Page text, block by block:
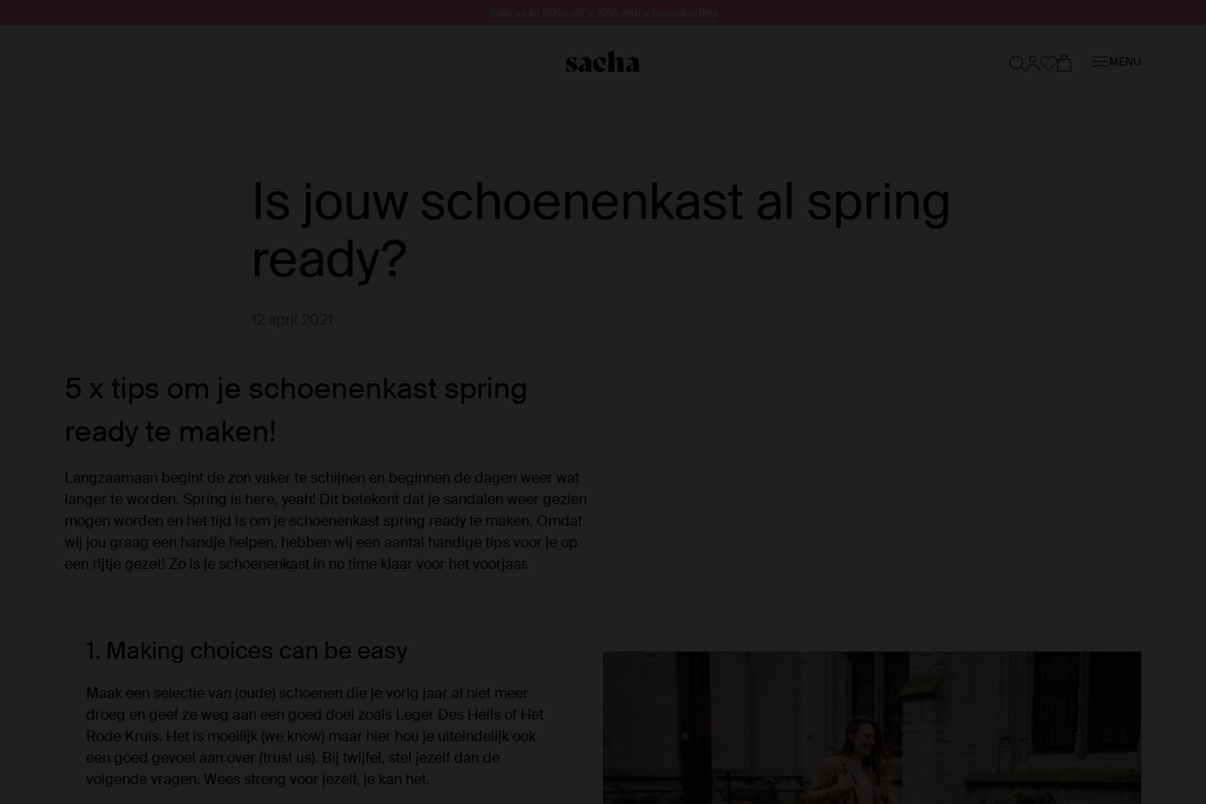
MENU
Is jouw schoenenkast al spring
ready?
5 x tips om je schoenenkast spring
ready te maken!
Langzaamaan begint de zon vaker te schijnen en beginnen de dagen weer wat
langer te worden. Spring is here, yeah! Dit betekent dat je sandalen weer gezien
mogen worden en het tijd is om je schoenenkast spring ready te maken. Omdat
wij jou graag een handje helpen, hebben wij een aantal handige tips voor je op
een rijtje gezet! Zo is je schoenenkast in no time klaar voor het voorjaar.
1. Making choices can be easy
Maak een selectie van (oude) schoenen die je vorig jaar al niet meer
droeg en geef ze weg aan een goed doel zoals Leger Des Heils of Het
Rode Kruis. Het is moeilijk (we know) maar hier hou je uiteindelijk ook
een goed gevoel aan over (trust us). Bij twijfel, stel jezelf dan de
volgende vragen. Wees streng voor jezelf, je kan het.